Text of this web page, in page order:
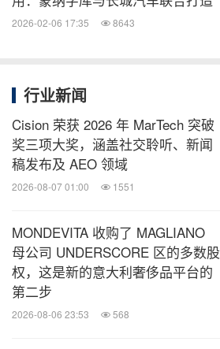
2026-02-06 17:35 8643
行业新闻
Cision 荣获 2026 年 MarTech 突破
奖三项大奖，涵盖社交聆听、新闻
稿发布及 AEO 领域
2026-08-07 01:00 1551
MONDEVITA 收购了 MAGLIANO
母公司 UNDERSCORE 区的多数股
权，这是新的意大利奢侈品平台的
第二步
2026-08-06 23:53 568